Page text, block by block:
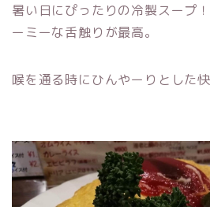
暑い日にぴったりの冷製スープ
ーミーな舌触りが最高。
喉を通る時にひんやーりとした